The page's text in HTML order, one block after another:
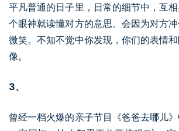
平凡普通的日子里，日常的细节中，互相
个眼神就读懂对方的意思。会因为对方
微笑。不知不觉中你发现，你们的表情
像。
3、
曾经一档火爆的亲子节目《爸爸去哪儿